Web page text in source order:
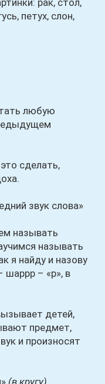
рак, стол,
петух, слон,
любую
сделать,
звук слова»
называть
называть
я найду и назову
шаррр – «р», в
детей,
предмет,
и произносят
(в кругу)